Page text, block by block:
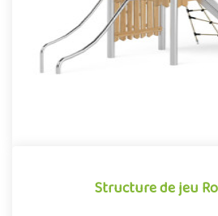
Offre
Structure de jeu